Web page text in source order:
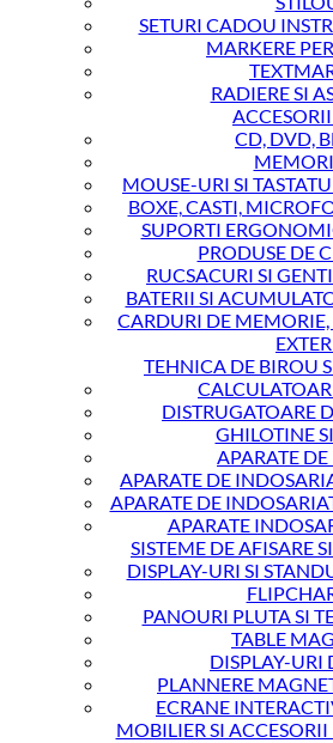
SETURI CADOU
MARKERE
RADIERE SI
CD, DVD,
MOUSE-URI SI
BOXE, CASTI,
SUPORTI
PRODUSE DE
RUCSACURI SI
BATERII SI
CARDURI DE
TEHNICA DE BIROU
DISTRUGATOARE
GHILOTINE
APARATE
APARATE DE
APARATE DE
APARATE
SISTEME DE AFISARE
DISPLAY-URI SI
PANOURI PLUTA SI
TABLE
DISPLAY-URI
PLANNERE
ECRANE
MOBILIER SI